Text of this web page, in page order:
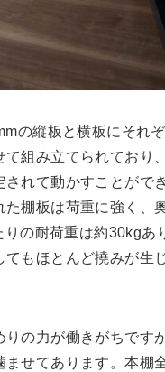
の縦板と横板にそれ
組み立てられており
れて動かすことがで
棚板は荷重に強く、
の耐荷重は約30kgあ
もほとんど撓みが生
の力が働きがちです
せてあります。本棚